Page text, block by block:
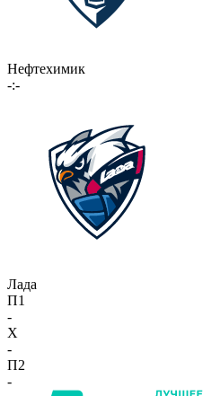
Нефтехимик
-:-
Лада
П1
-
X
-
П2
-